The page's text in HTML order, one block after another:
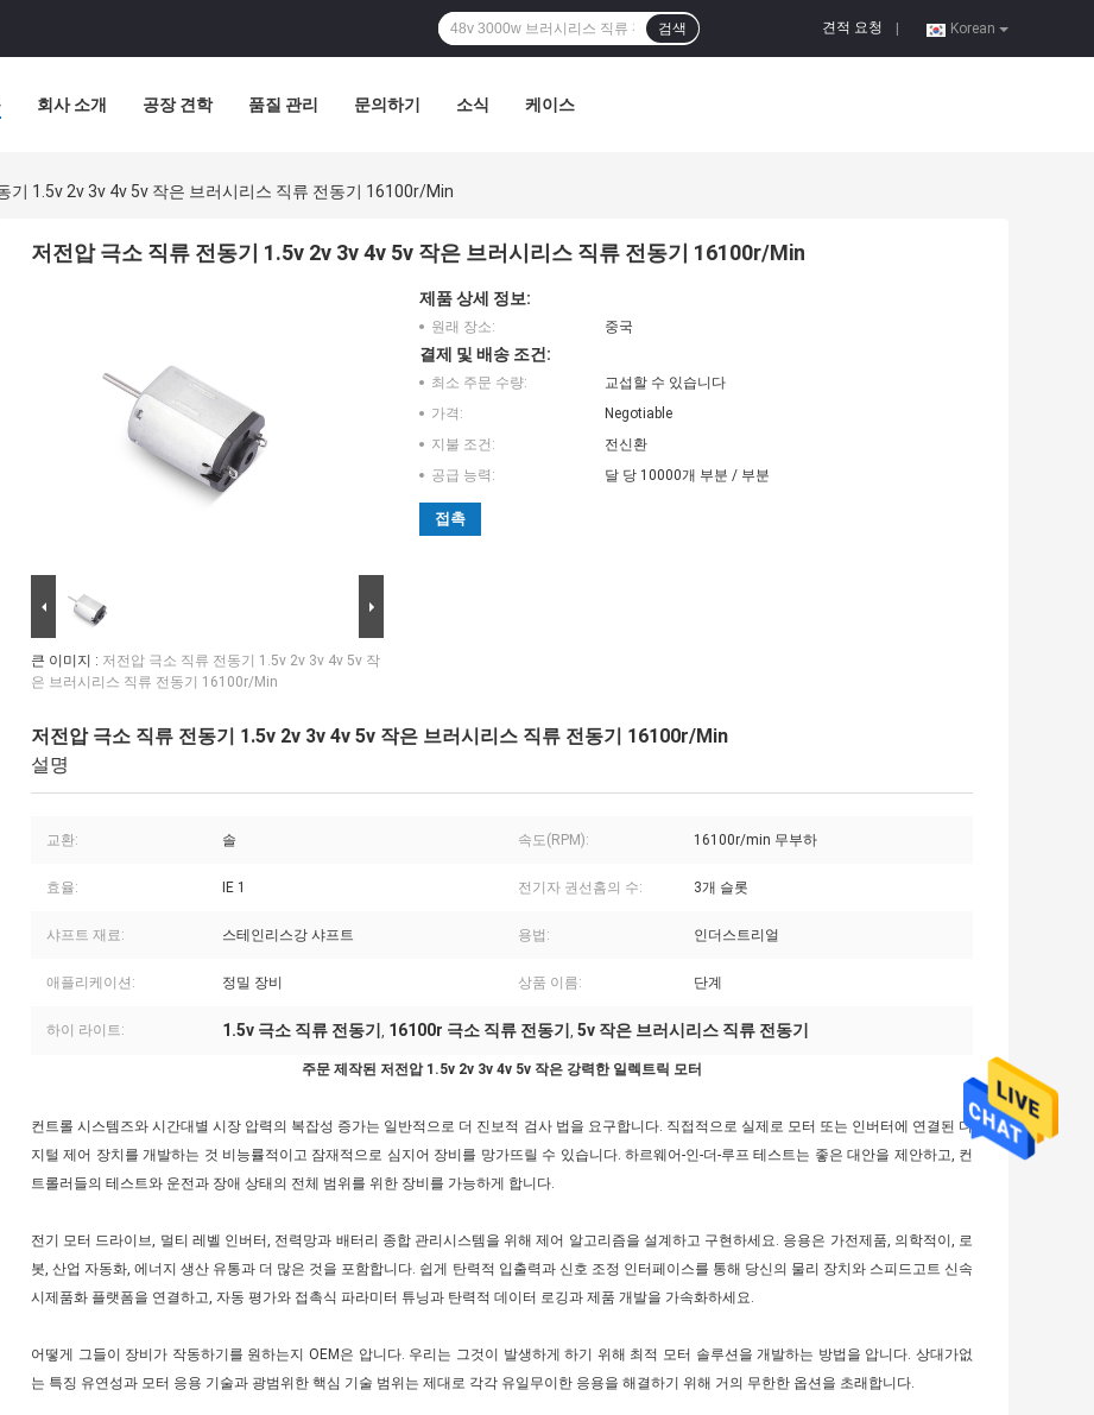
Korean
견적 요청
검색
회사 소개 공장 견학 품질 관리 문의하기 소식 케이스
기 1.5v 2v 3v 4v 5v 작은 브러시리스 직류 전동기 16100r/Min
저전압 극소 직류 전동기 1.5v 2v 3v 4v 5v 작은 브러시리스 직류 전동기 16100r/Min
큰 이미지 : 저전압 극소 직류 전동기 1.5v 2v 3v 4v 5v 작
은 브러시리스 직류 전동기 16100r/Min
제품 상세 정보:
원래 장소: 중국
결제 및 배송 조건:
최소 주문 수량:
교섭할 수 있습니다
가격:
Negotiable
지불 조건:
전신환
공급 능력:
달 당 10000개 부분 / 부분
접촉
저전압 극소 직류 전동기 1.5v 2v 3v 4v 5v 작은 브러시리스 직류 전동기 16100r/Min
설명
교환: 솔 속도(RPM): 16100r/min 무부하
효율: IE 1 전기자 권선홈의 수: 3개 슬롯
샤프트 재료: 스테인리스강 샤프트 용법: 인더스트리얼
애플리케이션: 정밀 장비 상품 이름: 단계
하이 라이트: 1.5v 극소 직류 전동기 , 16100r 극소 직류 전동기 , 5v 작은 브러시리스 직류 전동기
주문 제작된 저전압 1.5v 2v 3v 4v 5v 작은 강력한 일렉트릭 모터
컨트롤 시스템즈와 시간대별 시장 압력의 복잡성 증가는 일반적으로 더 진보적 검사 법을 요구합니다. 직접적으로 실제로 모터 또는 인버터에 연결된 디
지털 제어 장치를 개발하는 것 비능률적이고 잠재적으로 심지어 장비를 망가뜨릴 수 있습니다. 하르웨어-인-더-루프 테스트는 좋은 대안을 제안하고, 컨
트롤러들의 테스트와 운전과 장애 상태의 전체 범위를 위한 장비를 가능하게 합니다.
전기 모터 드라이브, 멀티 레벨 인버터, 전력망과 배터리 종합 관리시스템을 위해 제어 알고리즘을 설계하고 구현하세요. 응용은 가전제품, 의학적이, 로
봇, 산업 자동화, 에너지 생산 유통과 더 많은 것을 포함합니다. 쉽게 탄력적 입출력과 신호 조정 인터페이스를 통해 당신의 물리 장치와 스피드고트 신속
시제품화 플랫폼을 연결하고, 자동 평가와 접촉식 파라미터 튜닝과 탄력적 데이터 로깅과 제품 개발을 가속화하세요.
어떻게 그들이 장비가 작동하기를 원하는지 OEM은 압니다. 우리는 그것이 발생하게 하기 위해 최적 모터 솔루션을 개발하는 방법을 압니다. 상대가없
는 특징 유연성과 모터 응용 기술과 광범위한 핵심 기술 범위는 제대로 각각 유일무이한 응용을 해결하기 위해 거의 무한한 옵션을 초래합니다.